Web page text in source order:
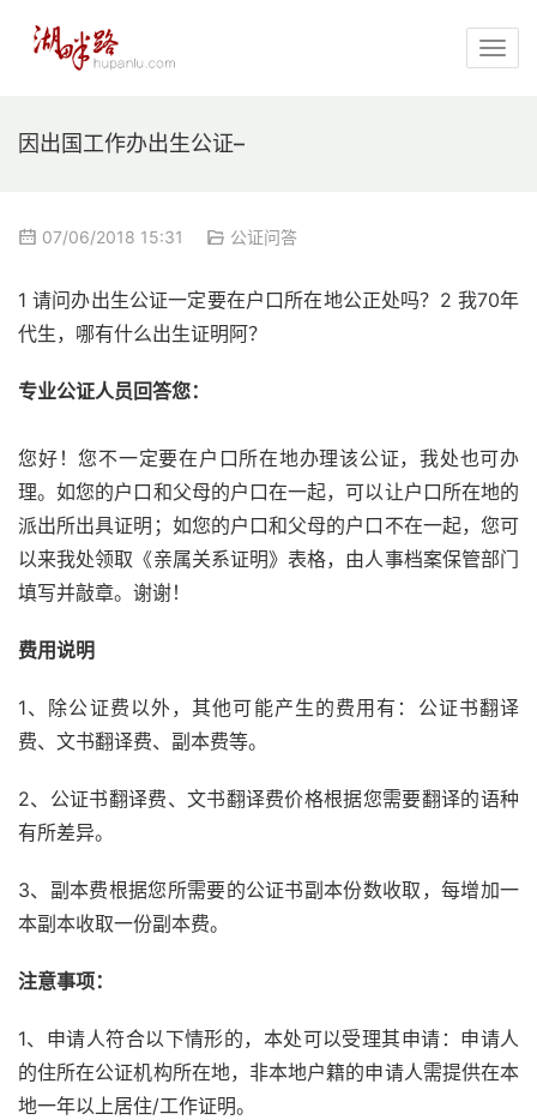
因出国工作办出生公证–
07/06/2018 15:31 公证问答
1 请问办出生公证一定要在户口所在地公正处吗？2 我70年
代生，哪有什么出生证明阿？
专业公证人员回答您：
您好！您不一定要在户口所在地办理该公证，我处也可办
理。如您的户口和父母的户口在一起，可以让户口所在地的
派出所出具证明；如您的户口和父母的户口不在一起，您可
以来我处领取《亲属关系证明》表格，由人事档案保管部门
填写并敲章。谢谢！
费用说明
1、除公证费以外，其他可能产生的费用有：公证书翻译
费、文书翻译费、副本费等。
2、公证书翻译费、文书翻译费价格根据您需要翻译的语种
有所差异。
3、副本费根据您所需要的公证书副本份数收取，每增加一
本副本收取一份副本费。
注意事项：
1、申请人符合以下情形的，本处可以受理其申请：申请人
的住所在公证机构所在地，非本地户籍的申请人需提供在本
地一年以上居住/工作证明。